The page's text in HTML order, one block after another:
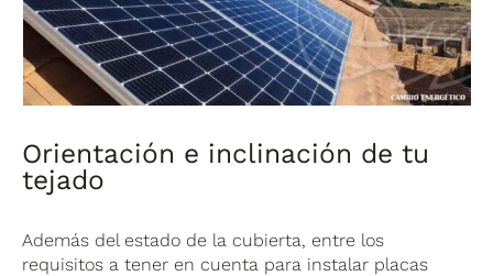
Orientación e inclinación de tu
tejado
Además del estado de la cubierta, entre los
requisitos a tener en cuenta para instalar placas